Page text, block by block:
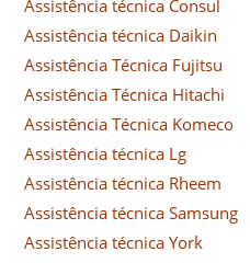
Assistência técnica Consul
Assistência técnica Daikin
Assistência Técnica Fujitsu
Assistência Técnica Hitachi
Assistência Técnica Komeco
Assistência técnica Lg
Assistência técnica Rheem
Assistência técnica Samsung
Assistência técnica York